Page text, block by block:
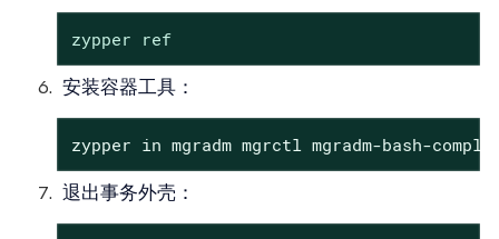
zypper ref
安装容器工具：
zypper in mgradm mgrctl mgradm-bash-
退出事务外壳：